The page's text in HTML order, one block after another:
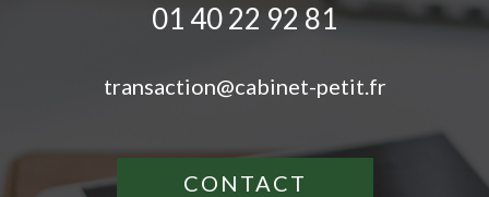
01 40 22 92 81
transaction@cabinet-petit.fr
CONTACT